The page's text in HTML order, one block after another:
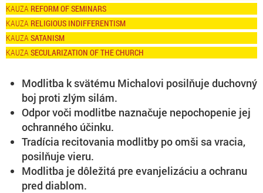
REFORM OF SEMINARS
RELIGIOUS INDIFFERENTISM
SATANISM
SECULARIZATION OF THE CHURCH
Modlitba k svätému Michalovi posilňuje duchovný
boj proti zlým silám.
Odpor voči modlitbe naznačuje nepochopenie jej
ochranného účinku.
Tradícia recitovania modlitby po omši sa vracia,
posilňuje vieru.
Modlitba je dôležitá pre evanjelizáciu a ochranu
pred diablom.